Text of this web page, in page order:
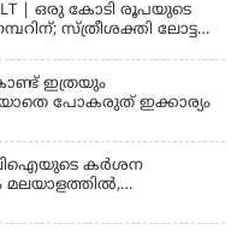
| ഒരു കോടി രൂപയുടെ
സ്ത്രീശക്തി ലോട്ടറി
ഇത്രയും
പോകരുത് ഇക്കാര്യം
കർശന
മലയാളത്തിൽ,